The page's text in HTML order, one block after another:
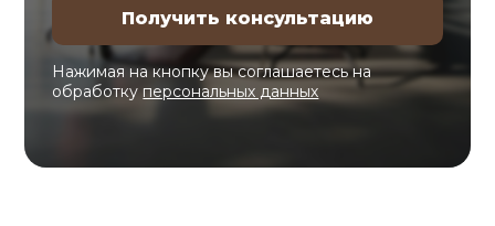
Нажимая на кнопку вы соглашаетесь на
обработкуперсональных данных